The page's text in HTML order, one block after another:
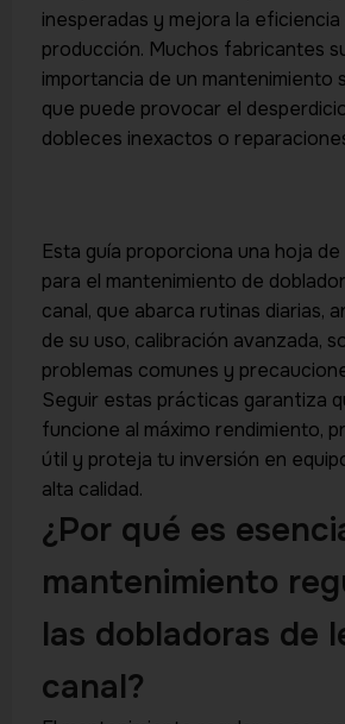
inesperadas y mejora la eficiencia
producción. Muchos fabricantes
importancia de un mantenimiento
que puede provocar el
dobleces inexactos o
Esta guía proporciona una hoja
para el mantenimiento de
canal, que abarca rutinas diarias,
de su uso, calibración avanzada,
problemas comunes y
Seguir estas prácticas garantiza
funcione al máximo rendimiento,
útil y proteja tu inversión en
alta calidad.
¿Por qué es
mantenimiento
las dobladoras de
canal?